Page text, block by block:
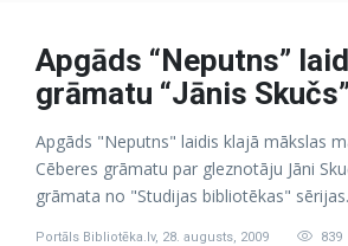
Apgāds “Neputns”
grāmatu “Jānis Skučs”
Apgāds "Neputns" laidis klajā mākslas
Cēberes grāmatu par gleznotāju Jāni
grāmata no "Studijas bibliotēkas" sērijas.
Portāls Bibliotēka.lv, 28. augusts, 2009 839